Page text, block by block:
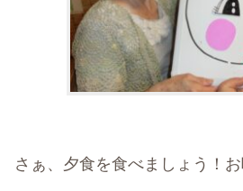
さぁ、夕食を食べましょう！